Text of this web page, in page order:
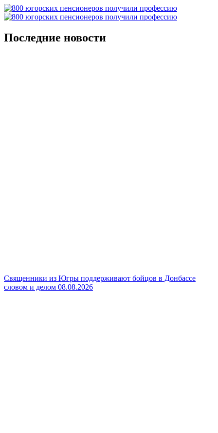
Последние новости
Священники из Югры поддерживают бойцов в Донбассе
словом и делом 08.08.2026